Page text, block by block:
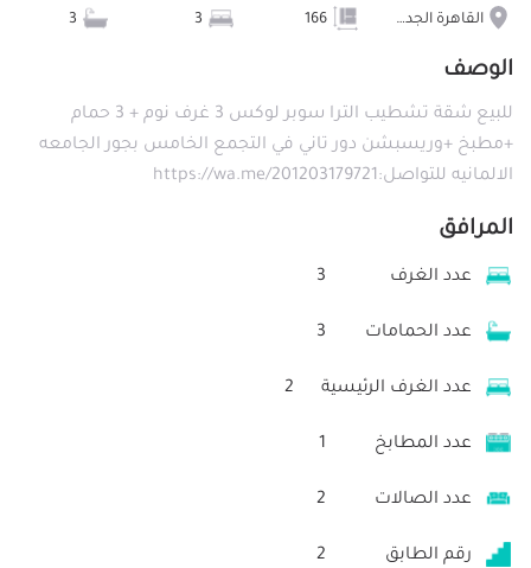
القاهرة الجديدة
الوصف
للبيع شقة تشطيب الترا سوبر لوكس 3 غرف نوم + 3 حمام
+مطبخ +وريسبشن دور تاني في التجمع الخامس بجور الجامعه
الالمانيه للتواصل:https://wa.me/201203179721
المرافق
عدد الغرف 3
عدد الحمامات 3
عدد الغرف الرئيسية 2
عدد المطابخ 1
عدد الصالات 2
رقم الطابق 2